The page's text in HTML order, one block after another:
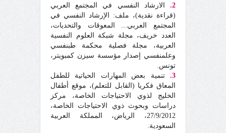
2.
الارشاد النفسي في المجتمع العربي
(قراءة نقدية)، ملف: الإرشاد النفسي في
المجتمع العربي... المعوقات والتحديات،
العدد خريف، مجلة شبكة العلوم النفسية
العربية، مجلة فصلية محكمة طبنفسي
وعلمنفسي إصدار مؤسسة سيزن كمبويتر،
تونس.
3.
تنمية بعض المهارات الحياتية للطفل
المعاق فكريا (القابل للتعلم)، موقع أطفال
الخليج لذوي الاحتياجات الخاصة، مركز
دراسات وبحوث ذوي الاحتياجات الخاصة،
27/9/2012، الرياض، المملكة العربية
السعودية.